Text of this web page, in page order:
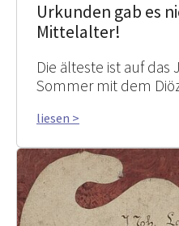
Urkunden gab es
Mittelalter!
Die älteste ist auf das
Sommer mit dem
liesen >